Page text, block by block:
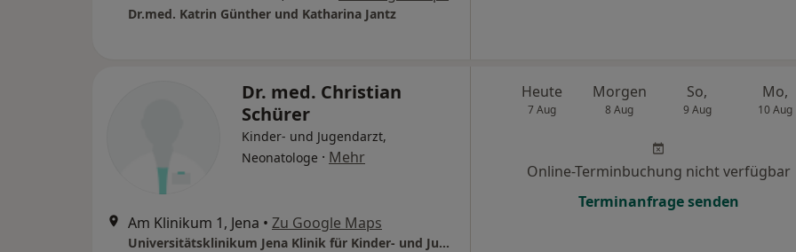
Dr.med. Katrin Günther und Katharina Jantz
Dr. med. Christian
Schürer
Kinder- und Jugendarzt,
Neonatologe · Mehr
Am Klinikum 1, Jena • Zu Google Maps
Universitätsklinikum Jena Klinik für Kinder- und Jugendmedizin Abt. Neonatologie u.neonatolog.Intensivmedizin
Heute
7 Aug
Morgen
8 Aug
So,
9 Aug
Mo,
10 Aug
Online-Terminbuchung nicht verfügbar
Terminanfrage senden